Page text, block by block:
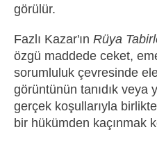
görülür.
Fazlı Kazar'ın Rüya
özgü maddede ceket,
sorumluluk çevresinde
görüntünün tanıdık veya
gerçek koşullarıyla
bir hükümden kaçınmak